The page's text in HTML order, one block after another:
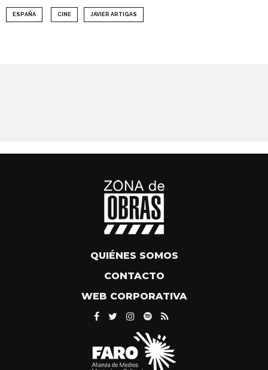
ESPAÑA CINE JAVIER ARTIGAS
QUIÉNES SOMOS
CONTACTO
WEB CORPORATIVA